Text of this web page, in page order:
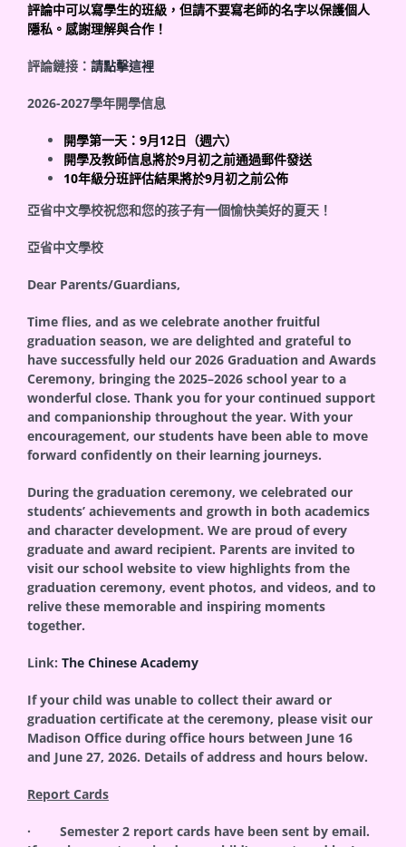
評論中可以寫學生的班級，但請不要寫老師的名字以保護個人
隱私。感謝理解與合作！
評論鏈接： 請點擊這裡
2026-2027學年開學信息
開學第一天： 9月12日（週六）
開學及教師信息將於9月初之前通過郵件發送
10年級分班評估結果將於9月初之前公佈
亞省中文學校祝您和您的孩子有一個愉快美好的夏天！
亞省中文學校
Dear Parents/Guardians,
Time flies, and as we celebrate another fruitful
graduation season, we are delighted and grateful to
have successfully held our 2026 Graduation and Awards
Ceremony, bringing the 2025–2026 school year to a
wonderful close. Thank you for your continued support
and companionship throughout the year. With your
encouragement, our students have been able to move
forward confidently on their learning journeys.
During the graduation ceremony, we celebrated our
students’ achievements and growth in both academics
and character development. We are proud of every
graduate and award recipient. Parents are invited to
visit our school website to view highlights from the
graduation ceremony, event photos, and videos, and to
relive these memorable and inspiring moments
together.
Link: The Chinese Academy
If your child was unable to collect their award or
graduation certificate at the ceremony, please visit our
Madison Office during office hours between June 16
and June 27, 2026. Details of address and hours below.
Report Cards
· Semester 2 report cards have been sent by email.